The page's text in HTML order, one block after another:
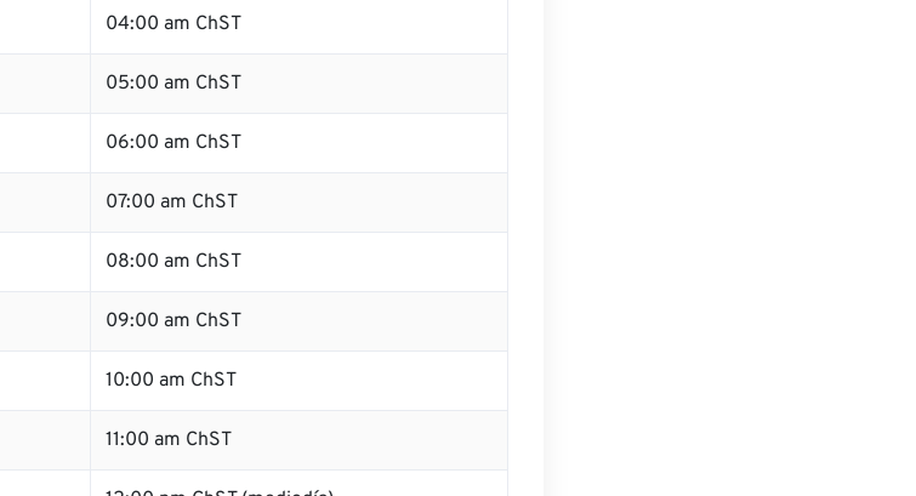
04:00 am ChST
05:00 am ChST
06:00 am ChST
07:00 am ChST
08:00 am ChST
09:00 am ChST
10:00 am ChST
11:00 am ChST